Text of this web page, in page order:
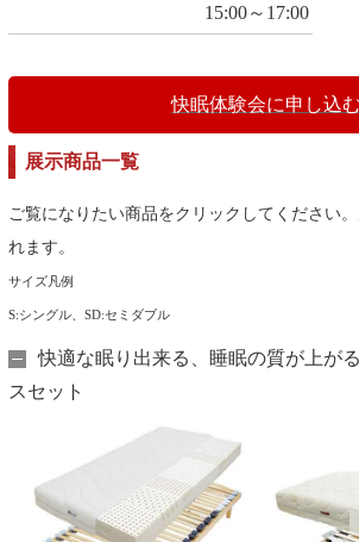
15:00～17:00
快眠体験会に申し込む
展示商品一覧
ご覧になりたい商品をクリックしてください
れます。
サイズ凡例
S:シングル、SD:セミダブル
快適な眠り出来る、睡眠の質が上が
スセット